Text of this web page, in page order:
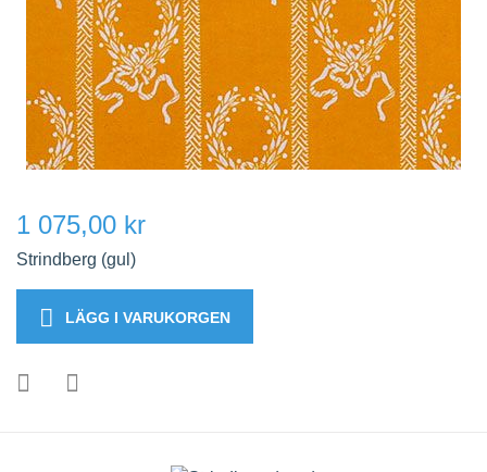
1 075,00 kr
Strindberg (gul)
LÄGG I VARUKORGEN